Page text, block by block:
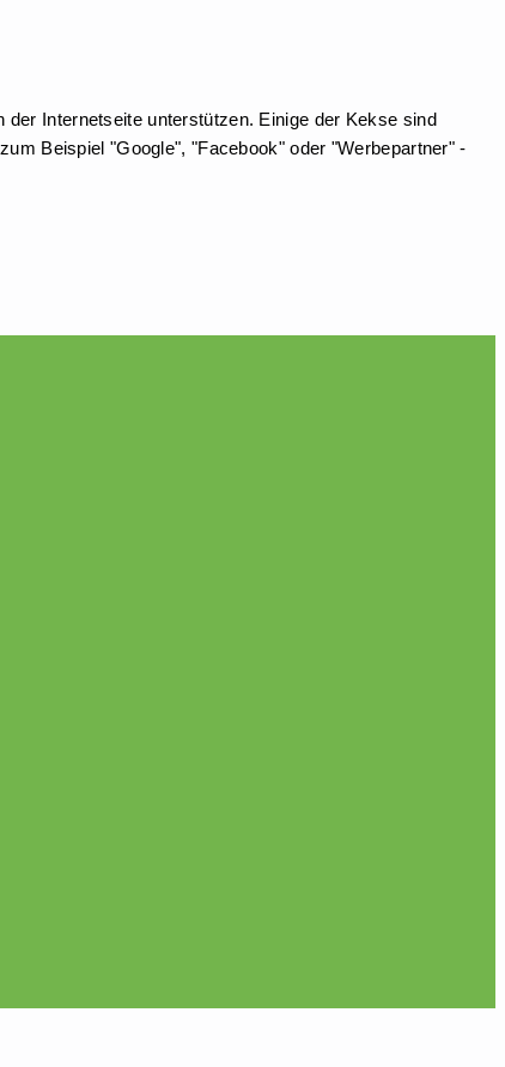
Internetseite unterstützen. Einige der Kekse sind
Beispiel "Google", "Facebook" oder "Werbepartner" -